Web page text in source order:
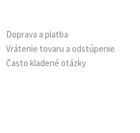
Doprava a platba
Vrátenie tovaru a odstúpenie
Často kladené otázky